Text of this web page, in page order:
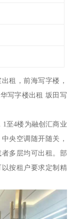
租，前海写字楼，
写字楼出租 坂田写
至4楼为融创汇商业
央空调随开随关，
者多层均可出租。部
按租户要求定制精